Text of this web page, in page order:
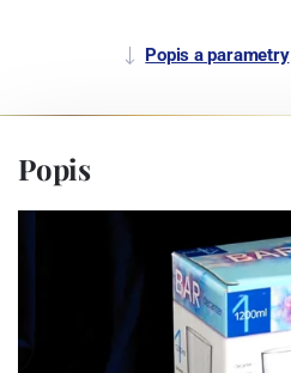
Popis a parametry
Popis